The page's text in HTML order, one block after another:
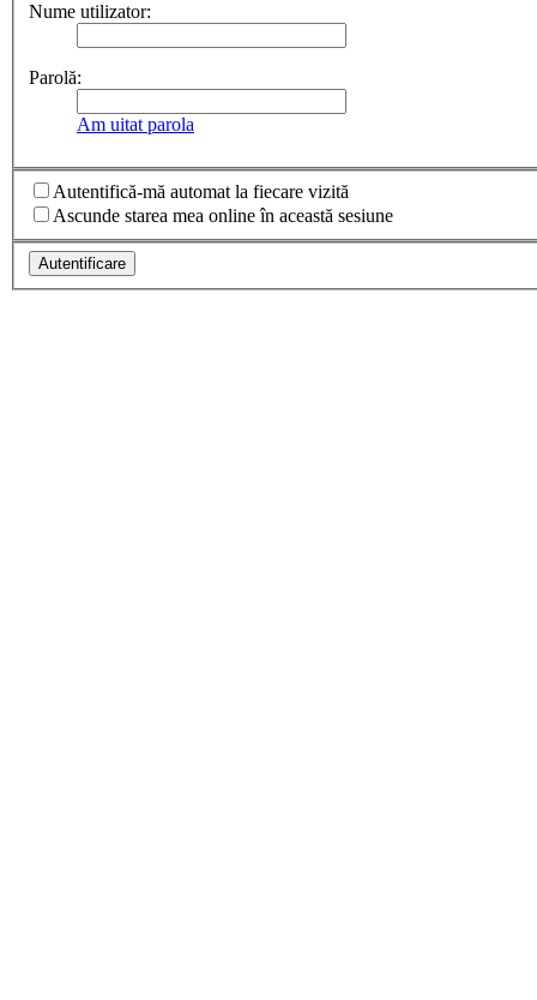
Nume utilizator:
Parolă:
Am uitat parola
Autentifică-mă automat la fiecare vizită
Ascunde starea mea online în această sesiune